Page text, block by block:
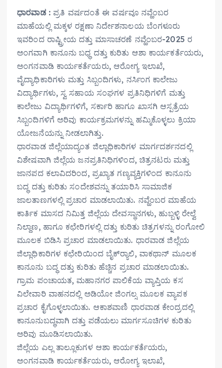
ಧಾರವಾಡ :ಪ್ರತಿ ವರ್ಷದಂತೆ ಈ ವರ್ಷವೂ ನವ್ಹೆಂಬರ
ಮಾಹೆಯಲ್ಲಿ ಮಕ್ಕಳ ರಕ್ಷಣಾ ನಿರ್ದೇಶನಾಲಯ ಬೆಂಗಳೂರು
ಇವರಿಂದ ರಾಷ್ಟ್ರೀಯ ದತ್ತು ಮಾಸಾಚರಣೆ ನವ್ಹೆಂಬರ-2025 ರ
ಅಂಗವಾಗಿ ಕಾನೂನು ಬಧ್ಧ ದತ್ತು ಕುರಿತು ಆಶಾ ಕಾರ್ಯಕರ್ತೆಯರು,
ಅಂಗನವಾಡಿ ಕಾರ್ಯಕರ್ತೆಯರು, ಆರೋಗ್ಯ ಇಲಾಖೆ,
ವೈದ್ಯಾಧಿಕಾರಿಗಳು ಮತ್ತು ಸಿಬ್ಬಂದಿಗಳು, ನರ್ಸಿಂಗ ಕಾಲೇಜು
ವಿದ್ಯಾರ್ಥಿಗಳು, ಸ್ವ ಸಹಾಯ ಸಂಘಗಳ ಪ್ರತಿನಿಧಿಗಳಿಗೆ ಮತ್ತು
ಕಾಲೇಜು ವಿದ್ಯಾರ್ಥಿಗಳಿಗೆ, ಸರ್ಕಾರಿ ಹಾಗೂ ಖಾಸಗಿ ಆಸ್ಪತ್ರೆಯ
ಸಿಬ್ಬಂದಿಗಳಿಗೆ ಅರಿವು ಕಾರ್ಯಕ್ರಮಗಳನ್ನು ಹಮ್ಮಿಕೊಳ್ಳಲು ಕ್ರಿಯಾ
ಯೋಜನೆಯನ್ನು ನೀಡಲಾಗಿತ್ತು.
ಧಾರವಾಡ ಜಿಲ್ಲೆಯಾದ್ಯಂತ ಜಿಲ್ಲಾಧಿಕಾರಿಗಳ ಮಾರ್ಗದರ್ಶನದಲ್ಲಿ
ವಿಶೇಷವಾಗಿ ಜಿಲ್ಲೆಯ ಜನಪ್ರತಿನಿಧಿಗಳಿಂದ, ಚಿತ್ರನಟರು ಮತ್ತು
ಜಾನಪದ ಕಲಾವಿದರಿಂದ, ಪ್ರಖ್ಯಾತ ಗಣ್ಯವ್ಯಕ್ತಿಗಳಿಂದ ಕಾನೂನು
ಬದ್ಧ ದತ್ತು ಕುರಿತು ಸಂದೇಶವನ್ನು ತಯಾರಿಸಿ ಸಾಮಾಜಿಕ
ಜಾಲತಾಣಗಳಲ್ಲಿ ಪ್ರಚಾರ ಮಾಡಲಾಯಿತು. ನವ್ಹೆಂಬರ ಮಾಹೆಯ
ಕಾರ್ತಿಕ ಮಾಸದ ನಿಮಿತ್ತ ಜಿಲ್ಲೆಯ ದೇವಸ್ಥಾನಗಳು, ಹುಬ್ಬಳ್ಳಿ ರೇಲ್ವೆ
ನಿಲ್ದಾಣ, ಹಾಗೂ ಕಛೇರಿಗಳಲ್ಲಿ ದತ್ತು ಕುರಿತು ಚಿತ್ರಗಳನ್ನು ರಂಗೋಲಿ
ಮೂಲಕ ಬಿಡಿಸಿ ಪ್ರಚಾರ ಮಾಡಲಾಯಿತು. ಧಾರವಾಡ ಜಿಲ್ಲೆಯ
ಜಿಲ್ಲಾಧಿಕಾರಿಗಳ ಕಛೇರಿಯಿಂದ ಬೈಕ್ರ್ಯಾಲಿ, ವಾಕಥಾನ್ ಮೂಲಕ
ಕಾನೂನು ಬದ್ಧ ದತ್ತು ಕುರಿತು ಹೆಚ್ಚಿನ ಪ್ರಚಾರ ಮಾಡಲಾಯಿತು.
ಗ್ರಾಮ ಪಂಚಾಯತ, ಮಹಾನಗರ ಪಾಲಿಕೆಯ ವ್ಯಾಪ್ತಿಯ ಕಸ
ವಿಲೇವಾರಿ ವಾಹನದಲ್ಲಿ ಅಡಿಯೋ ಜಿಂಗಲ್ಸ ಮೂಲಕ ವ್ಯಾಪಕ
ಪ್ರಚಾರ ಕೈಗೊಳ್ಳಲಾಯಿತು. ಆಕಾಶವಾಣಿ ಧಾರವಾಡ ಕೇಂದ್ರದಲ್ಲಿ
ಕಾನೂನುಬದ್ಧವಾಗಿ ದತ್ತು ಪಡೆಯಲು ಮಾರ್ಗಸೂಚಿಗಳ ಕುರಿತು
ಅರಿವು ಮೂಡಿಸಲಾಯಿತು.
ಜಿಲ್ಲೆಯ ಎಲ್ಲ ತಾಲ್ಲೂಕುಗಳ ಆಶಾ ಕಾರ್ಯಕರ್ತೆಯರು,
ಅಂಗನವಾಡಿ ಕಾರ್ಯಕರ್ತೆಯರು, ಆರೋಗ್ಯ ಇಲಾಖೆ,